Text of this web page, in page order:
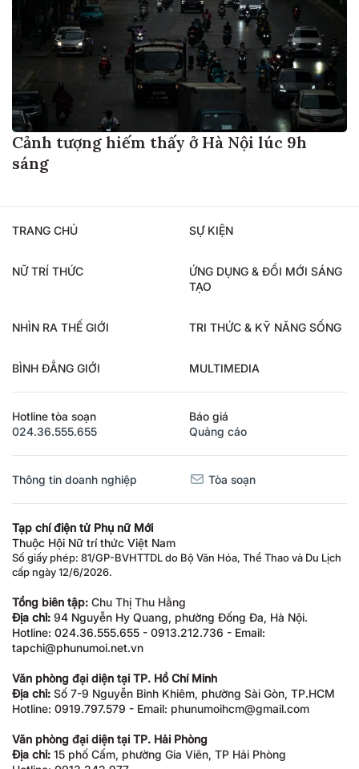
Cảnh tượng hiếm thấy ở Hà Nội lúc 9h
sáng
TRANG CHỦ SỰ KIỆN
NỮ TRÍ THỨC
ỨNG DỤNG & ĐỔI MỚI SÁNG
TẠO
NHÌN RA THẾ GIỚI TRI THỨC & KỸ NĂNG SỐNG
BÌNH ĐẲNG GIỚI MULTIMEDIA
Hotline tòa soạn
024.36.555.655
Báo giá
Quảng cáo
Thông tin doanh nghiệp Tòa soạn
Tạp chí điện tử Phụ nữ Mới
Thuộc Hội Nữ trí thức Việt Nam
Số giấy phép: 81/GP-BVHTTDL do Bộ Văn Hóa, Thể Thao và Du Lịch
cấp ngày 12/6/2026.
Tổng biên tập: Chu Thị Thu Hằng
Địa chỉ: 94 Nguyễn Hy Quang, phường Đống Đa, Hà Nội.
Hotline: 024.36.555.655 - 0913.212.736 - Email:
tapchi@phunumoi.net.vn
Văn phòng đại diện tại TP. Hồ Chí Minh
Địa chỉ: Số 7-9 Nguyễn Bỉnh Khiêm, phường Sài Gòn, TP.HCM
Hotline: 0919.797.579 - Email: phunumoihcm@gmail.com
Văn phòng đại diện tại TP. Hải Phòng
Địa chỉ: 15 phố Cấm, phường Gia Viên, TP Hải Phòng